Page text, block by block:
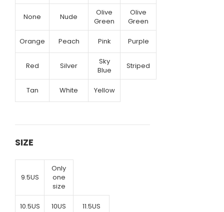
None Nude
Olive
Green
Olive
Green
Orange Peach Pink Purple
Red Silver
Sky
Blue
Striped
Tan White Yellow
SIZE
9.5US
Only
one
size
10.5US 10US 11.5US